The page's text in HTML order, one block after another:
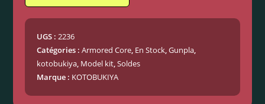
UGS :2236
Catégories :Armored Core, En Stock,Gunpla,
kotobukiya, Model kit,Soldes
Marque : KOTOBUKIYA